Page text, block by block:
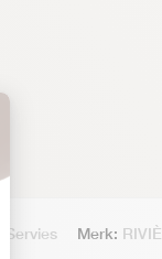
Servies Merk: